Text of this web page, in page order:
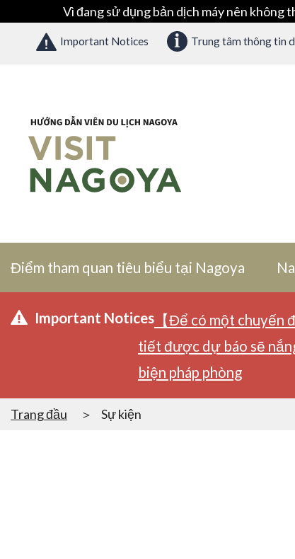
Vì đang sử dụng bản dịch máy nên không
Important Notices Trung tâm thông tin
Điểm tham quan tiêu biểu tại Nagoya
Important Notices 【Để có một chuyến
tiết được dự báo sẽ
biện pháp phòng
Trang đầu Sự kiện